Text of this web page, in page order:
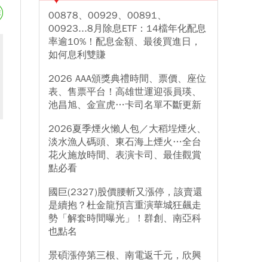
00878、00929、00891、
00923...8月除息ETF：14檔年化配息
率逾10%！配息金額、最後買進日，
如何息利雙賺
2026 AAA頒獎典禮時間、票價、座位
表、售票平台！高雄世運迎張員瑛、
池昌旭、金宣虎…卡司名單不斷更新
2026夏季煙火懶人包／大稻埕煙火、
淡水漁人碼頭、東石海上煙火…全台
花火施放時間、表演卡司、最佳觀賞
點必看
國巨(2327)股價腰斬又漲停，該賣還
是續抱？杜金龍預言重演華城狂飆走
勢「解套時間曝光」！群創、南亞科
也點名
景碩漲停第三根、南電返千元，欣興